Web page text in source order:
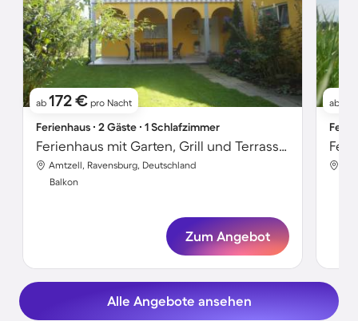
ab 172 € pro Nacht
Ferienhaus ∙ 2 Gäste ∙ 1 Schlafzimmer
Ferienhaus mit Garten, Grill und Terrasse | Haustierfreundlich
Amtzell, Ravensburg, Deutschland
Balkon
Zum Angebot
ab
Alle Angebote ansehen